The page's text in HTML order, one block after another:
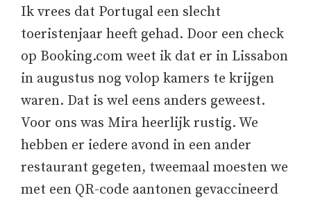
Ik vrees dat Portugal een slecht
toeristenjaar heeft gehad. Door een check
op Booking.com weet ik dat er in Lissabon
in augustus nog volop kamers te krijgen
waren. Dat is wel eens anders geweest.
Voor ons was Mira heerlijk rustig. We
hebben er iedere avond in een ander
restaurant gegeten, tweemaal moesten we
met een QR-code aantonen gevaccineerd